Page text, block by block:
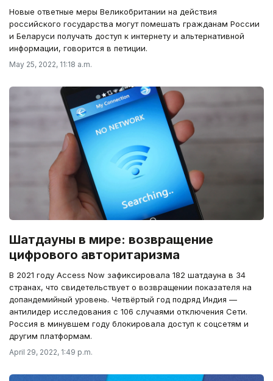
Новые ответные меры Великобритании на действия
российского государства могут помешать гражданам России
и Беларуси получать доступ к интернету и альтернативной
информации, говорится в петиции.
May 25, 2022, 11:18 a.m.
Шатдауны в мире: возвращение
цифрового авторитаризма
В 2021 году Access Now зафиксировала 182 шатдауна в 34
странах, что свидетельствует о возвращении показателя на
допандемийный уровень. Четвёртый год подряд Индия —
антилидер исследования с 106 случаями отключения Сети.
Россия в минувшем году блокировала доступ к соцсетям и
другим платформам.
April 29, 2022, 1:49 p.m.